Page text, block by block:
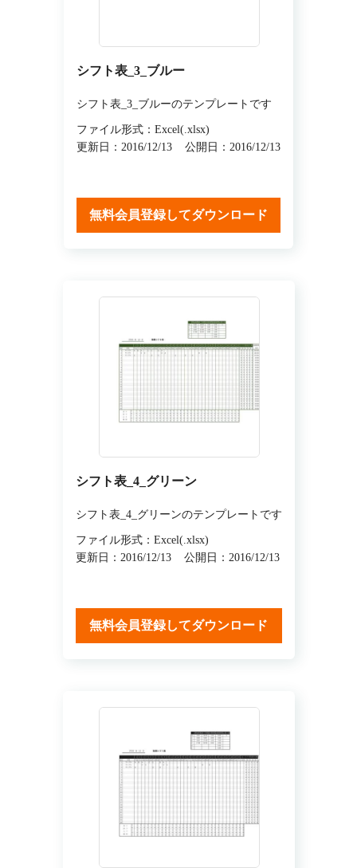
シフト表_3_ブルー
シフト表_3_ブルーのテンプレートです
ファイル形式：Excel(.xlsx)
更新日：2016/12/13
公開日：2016/12/13
無料会員登録してダウンロード
シフト表_4_グリーン
シフト表_4_グリーンのテンプレートです
ファイル形式：Excel(.xlsx)
更新日：2016/12/13
公開日：2016/12/13
無料会員登録してダウンロード